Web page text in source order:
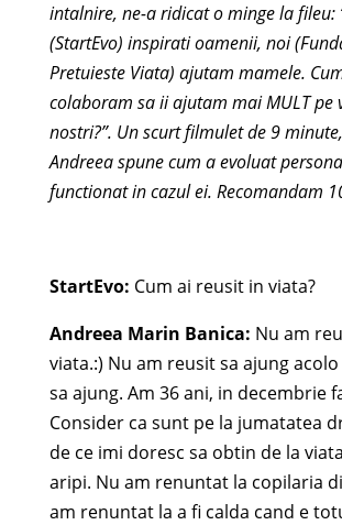
intalnire, ne-a ridicat o minge la fileu:
(StartEvo) inspirati oamenii, noi
Pretuieste Viata) ajutam mamele.
colaboram sa ii ajutam mai MULT pe
nostri?”. Un scurt filmulet de 9
Andreea spune cum a evoluat
functionat in cazul ei. Recomandam
StartEvo: Cum ai reusit in viata?
Andreea Marin Banica: Nu am
viata.:) Nu am reusit sa ajung
sa ajung. Am 36 ani, in decembrie
Consider ca sunt pe la jumatatea
de ce imi doresc sa obtin de la
aripi. Nu am renuntat la copilaria
am renuntat la a fi calda cand e